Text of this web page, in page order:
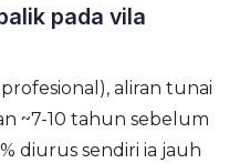
pada vila
aliran tunai
~7-10 tahun sebelum
diurus sendiri ia jauh